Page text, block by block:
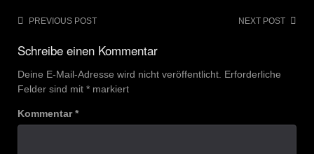
Post
navigation
PREVIOUS POST NEXT POST
Schreibe einen Kommentar
Deine E-Mail-Adresse wird nicht veröffentlicht. Erforderliche
Felder sind mit * markiert
Kommentar*